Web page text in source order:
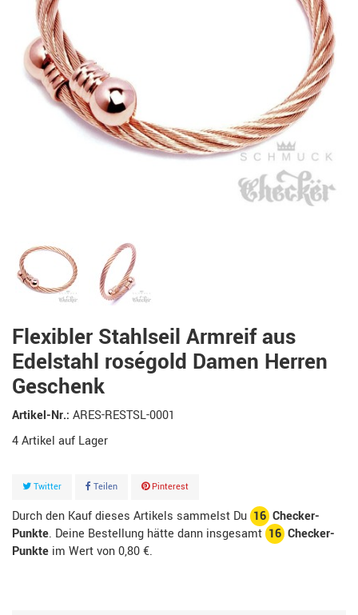
Flexibler Stahlseil Armreif aus
Edelstahl roségold Damen Herren
Geschenk
Artikel-Nr.: ARES-RESTSL-0001
4Artikel
Twitter Teilen Pinterest
Durch den Kauf dieses Artikels sammelst Du 16 Checker-
Punkte. Deine Bestellung hätte dann insgesamt 16 Checker-
Punkte im Wert von0,80 €.